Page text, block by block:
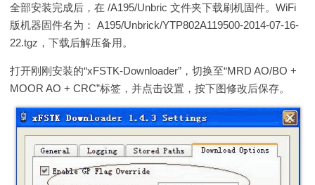
全部安装完成后，在 /A195/Unbric 文件夹下载刷机固件。WiFi
版机器固件名为： A195/Unbrick/YTP802A119500-2014-07-16-
22.tgz，下载后解压备用。
打开刚刚安装的“xFSTK-Downloader”，切换至“MRD AO/BO +
MOOR AO + CRC”标签，并点击设置，按下图修改后保存。